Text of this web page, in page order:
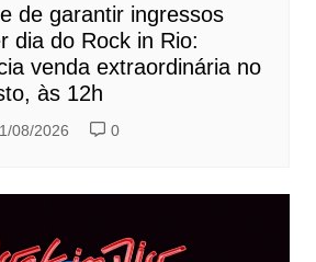
de garantir ingressos
dia do Rock in Rio:
venda extraordinária no
às 12h
08/2026 0